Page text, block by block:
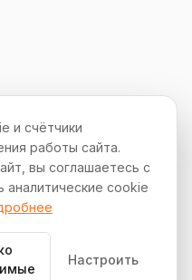
права защищены.
и счётчики
работы сайта.
вы соглашаетесь с
cookie
Настроить